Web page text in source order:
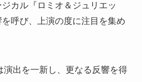
カル『ロミオ＆ジュリエッ
を呼び、上演の度に注目を集め
演出を一新し、更なる反響を得